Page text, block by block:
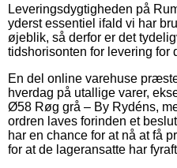
Leveringsdygtigheden på
yderst essentiel ifald vi har
øjeblik, så derfor er det
tidshorisonten for levering
En del online varehuse
hverdag på utallige varer,
Ø58 Røg grå – By Rydéns,
ordren laves forinden et
har en chance for at nå at få
for at de lageransatte har